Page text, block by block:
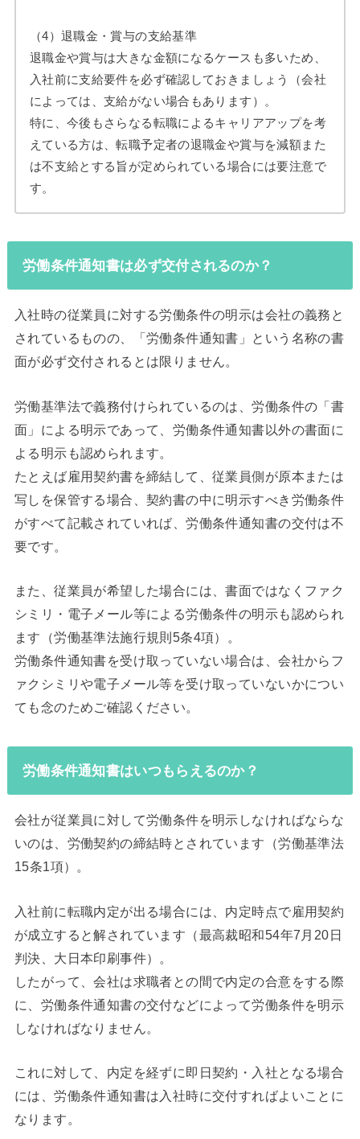
（4）退職金・賞与の支給基準
退職金や賞与は大きな金額になるケースも多いため、
入社前に支給要件を必ず確認しておきましょう（会社
によっては、支給がない場合もあります）。
特に、今後もさらなる転職によるキャリアアップを考
えている方は、転職予定者の退職金や賞与を減額また
は不支給とする旨が定められている場合には要注意で
す。
労働条件通知書は必ず交付されるのか？
入社時の従業員に対する労働条件の明示は会社の義務と
されているものの、「労働条件通知書」という名称の書
面が必ず交付されるとは限りません。
労働基準法で義務付けられているのは、労働条件の「書
面」による明示であって、労働条件通知書以外の書面に
よる明示も認められます。
たとえば雇用契約書を締結して、従業員側が原本または
写しを保管する場合、契約書の中に明示すべき労働条件
がすべて記載されていれば、労働条件通知書の交付は不
要です。
また、従業員が希望した場合には、書面ではなくファク
シミリ・電子メール等による労働条件の明示も認められ
ます（労働基準法施行規則5条4項）。
労働条件通知書を受け取っていない場合は、会社からフ
ァクシミリや電子メール等を受け取っていないかについ
ても念のためご確認ください。
労働条件通知書はいつもらえるのか？
会社が従業員に対して労働条件を明示しなければならな
いのは、労働契約の締結時とされています（労働基準法
15条1項）。
入社前に転職内定が出る場合には、内定時点で雇用契約
が成立すると解されています（最高裁昭和54年7月20日
判決、大日本印刷事件）。
したがって、会社は求職者との間で内定の合意をする際
に、労働条件通知書の交付などによって労働条件を明示
しなければなりません。
これに対して、内定を経ずに即日契約・入社となる場合
には、労働条件通知書は入社時に交付すればよいことに
なります。